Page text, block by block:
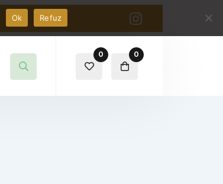
0 0
Ok Refuz